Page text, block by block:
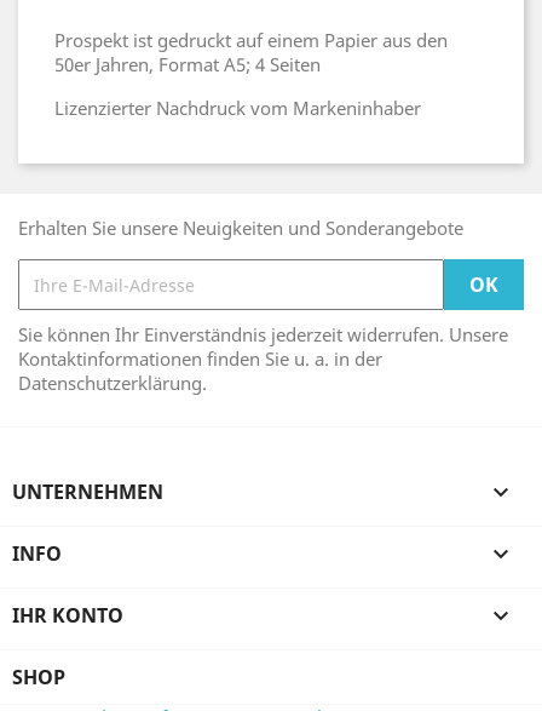
Prospekt ist gedruckt auf einem Papier aus den
50er Jahren, Format A5; 4 Seiten
Lizenzierter Nachdruck vom Markeninhaber
Erhalten Sie unsere Neuigkeiten und Sonderangebote
Sie können Ihr Einverständnis jederzeit widerrufen. Unsere
Kontaktinformationen finden Sie u. a. in der
Datenschutzerklärung.
UNTERNEHMEN 
INFO 
IHR KONTO 
SHOP